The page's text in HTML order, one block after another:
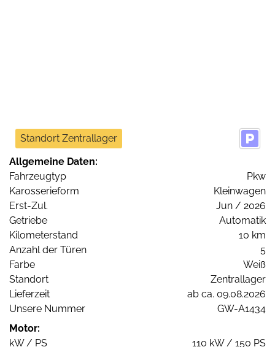
Standort Zentrallager
Allgemeine Daten:
Fahrzeugtyp
Pkw
Karosserieform
Kleinwagen
Erst-Zul.
Jun / 2026
Getriebe
Automatik
Kilometerstand
10 km
Anzahl der Türen
5
Farbe
Weiß
Standort
Zentrallager
Lieferzeit
ab ca. 09.08.2026
Unsere Nummer
GW-A1434
Motor:
kW / PS
110 kW / 150 PS